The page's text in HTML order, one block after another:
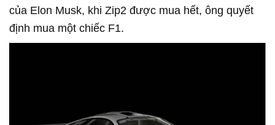
của Elon Musk, khi Zip2 được mua hết, ông quyết
định mua một chiếc F1.